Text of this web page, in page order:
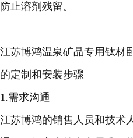
防止溶剂残留。
江苏博鸿温泉矿晶专用钛材
的定制和安装步骤
1.需求沟通
江苏博鸿的销售人员和技术